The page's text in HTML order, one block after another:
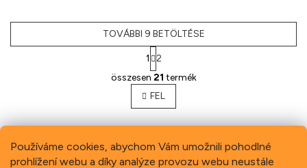
Používáme cookies, abychom Vám umožnili pohodlné
prohlížení webu a díky analýze provozu webu neustále
L
i
s
t
a
r
á
TOVÁBBI 9 BETÖLTÉSE
1
2
összesen 21 termék
FEL